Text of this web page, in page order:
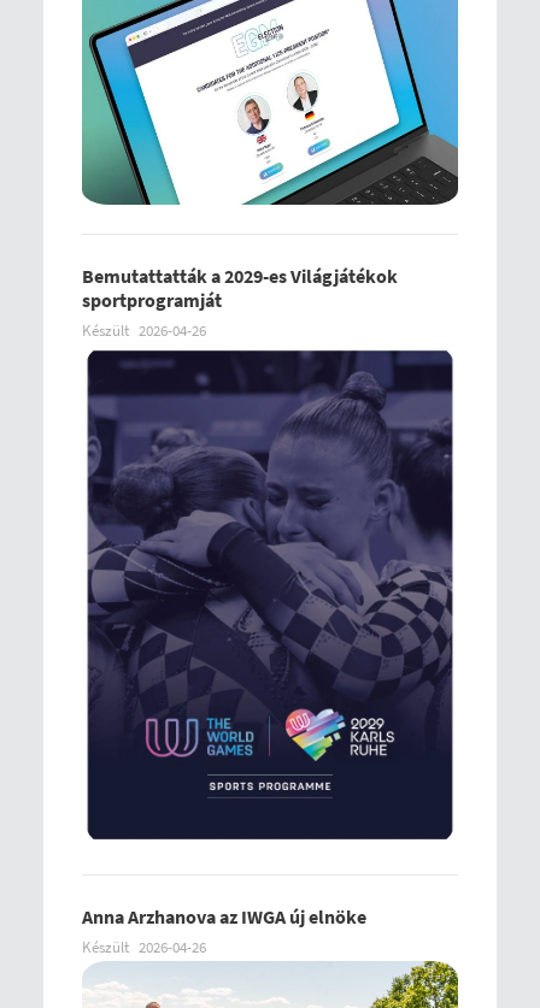
Bemutattatták a 2029-es Világjátékok
sportprogramját
Készült 2026-04-26
Anna Arzhanova az IWGA új elnöke
Készült 2026-04-26